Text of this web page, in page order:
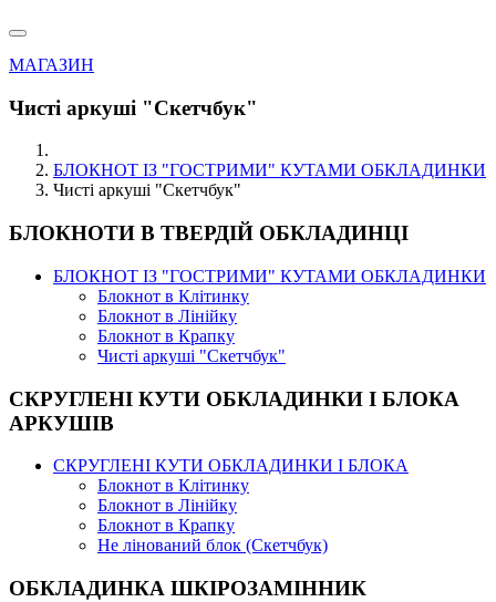
МАГАЗИН
Чисті аркуші "Скетчбук"
БЛОКНОТ ІЗ "ГОСТРИМИ" КУТАМИ ОБКЛАДИНКИ
Чисті аркуші "Скетчбук"
БЛОКНОТИ В ТВЕРДІЙ ОБКЛАДИНЦІ
БЛОКНОТ ІЗ "ГОСТРИМИ" КУТАМИ ОБКЛАДИНКИ
Блокнот в Клітинку
Блокнот в Лінійку
Блокнот в Крапку
Чисті аркуші "Скетчбук"
СКРУГЛЕНІ КУТИ ОБКЛАДИНКИ І БЛОКА
АРКУШІВ
СКРУГЛЕНІ КУТИ ОБКЛАДИНКИ І БЛОКА
Блокнот в Клітинку
Блокнот в Лінійку
Блокнот в Крапку
Не лінований блок (Скетчбук)
ОБКЛАДИНКА ШКІРОЗАМІННИК